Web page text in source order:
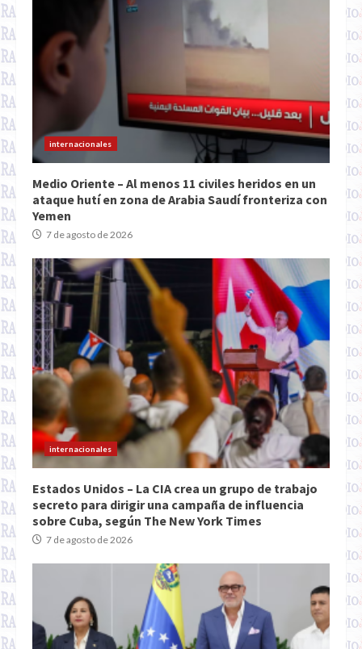
internacionales
Medio Oriente – Al menos 11 civiles heridos en un
ataque hutí en zona de Arabia Saudí fronteriza con
Yemen
7 de agosto de 2026
internacionales
Estados Unidos – La CIA crea un grupo de trabajo
secreto para dirigir una campaña de influencia
sobre Cuba, según The New York Times
7 de agosto de 2026